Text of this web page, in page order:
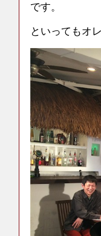
です。
といってもオ